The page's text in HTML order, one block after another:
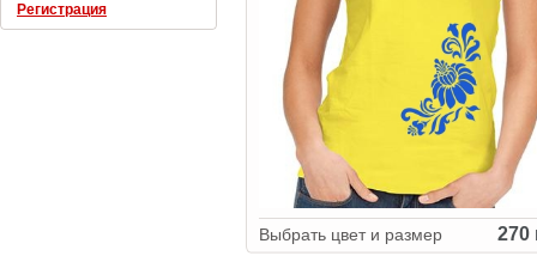
Регистрация
Выбрать цвет и размер 270